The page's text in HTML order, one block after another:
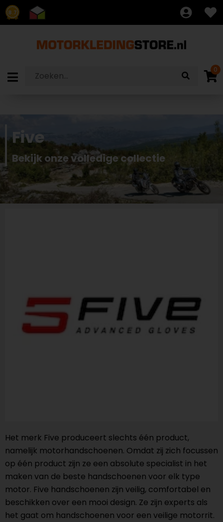
8.7
0
Five
Bekijk onze volledige collectie
Het merk Five produceert slechts één product,
namelijk motorhandschoenen. Omdat zij zich focussen
op één product zijn ze een absolute specialist in het
maken van de beste handschoenen voor elk type
motor. Five handschoenen zijn veilig, comfortabel en
beschikken over een mooi design. Ze zijn experts als
het gaat om handschoenen voor een veilige motorrit.